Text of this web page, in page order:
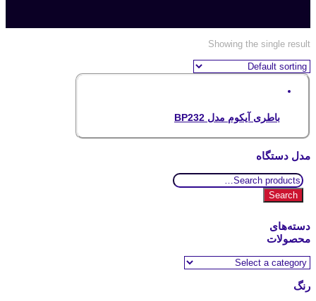
Showing the single result
باطری آیکوم مدل BP232
مدل دستگاه
Search
for:
Search
دسته‌های
محصولات
رنگ